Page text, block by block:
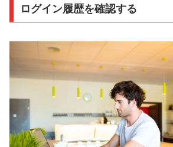
ログイン履歴を確認する